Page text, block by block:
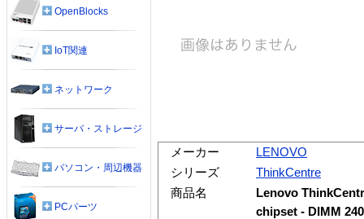
メーカー
LENOVO
シリーズ
ThinkCentre
商品名
Lenovo
chipset - DIMM
OpenBlocks
IoT関連
ネットワーク
サーバ・ストレージ
パソコン・周辺機器
PCパーツ